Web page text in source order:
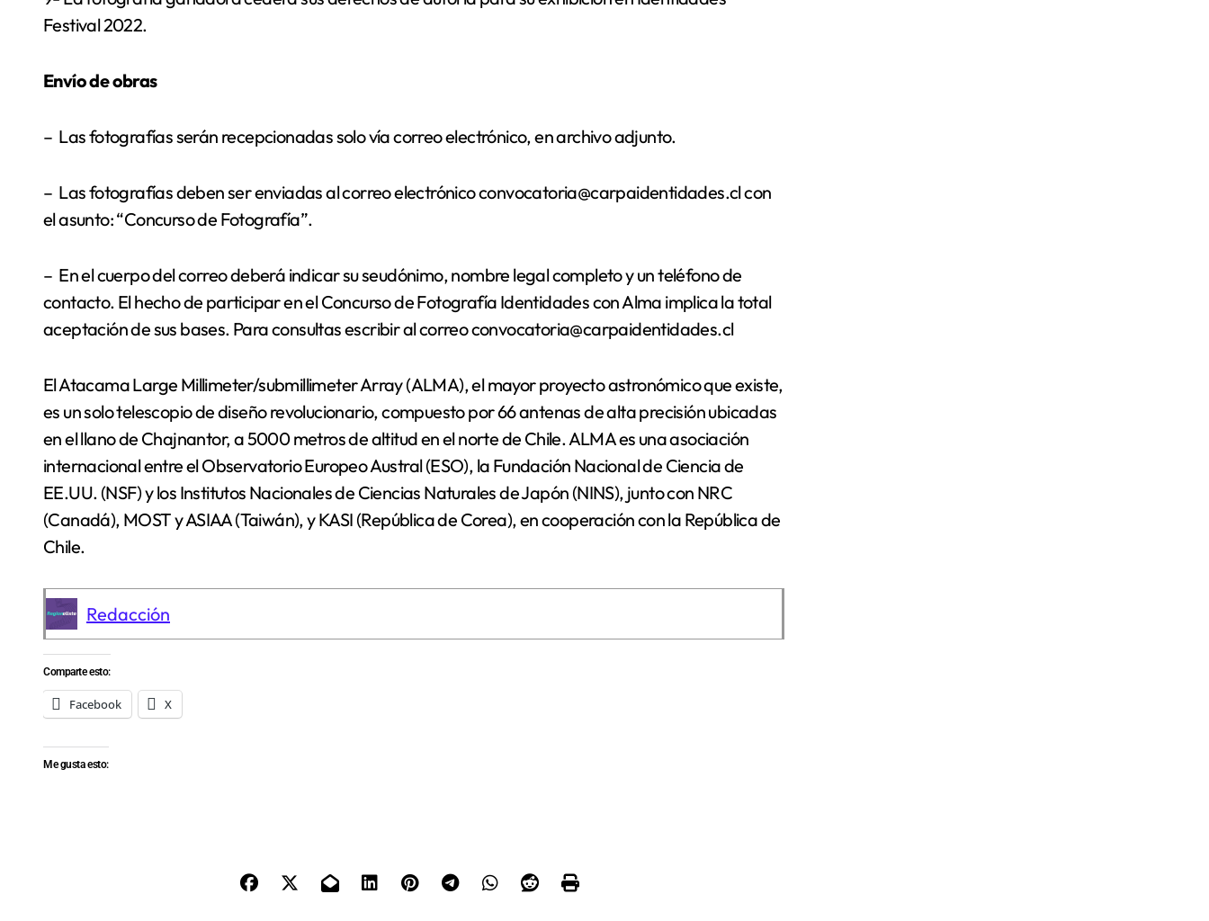
Festival 2022.
Envío de obras
– Las fotografías serán recepcionadas solo vía correo electrónico, en archivo adjunto.
– Las fotografías deben ser enviadas al correo electrónico convocatoria@carpaidentidades.cl con
el asunto: “Concurso de Fotografía”.
– En el cuerpo del correo deberá indicar su seudónimo, nombre legal completo y un teléfono de
contacto. El hecho de participar en el Concurso de Fotografía Identidades con Alma implica la total
aceptación de sus bases. Para consultas escribir al correo convocatoria@carpaidentidades.cl
El Atacama Large Millimeter/submillimeter Array (ALMA), el mayor proyecto astronómico que existe,
es un solo telescopio de diseño revolucionario, compuesto por 66 antenas de alta precisión ubicadas
en el llano de Chajnantor, a 5000 metros de altitud en el norte de Chile. ALMA es una asociación
internacional entre el Observatorio Europeo Austral (ESO), la Fundación Nacional de Ciencia de
EE.UU. (NSF) y los Institutos Nacionales de Ciencias Naturales de Japón (NINS), junto con NRC
(Canadá), MOST y ASIAA (Taiwán), y KASI (República de Corea), en cooperación con la República de
Chile.
Redacción
Comparte esto:
Facebook X
Me gusta esto: